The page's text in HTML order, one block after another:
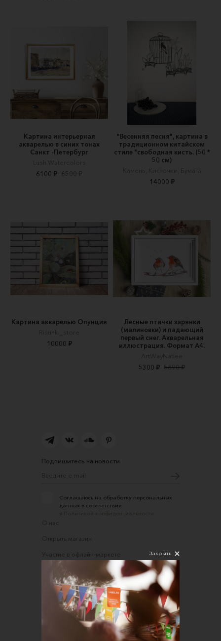
Картина интерьерная
акварелью в синих тонах
Санкт -Петербург
Lush Watercolors
6100 ₽ 6500 ₽
"Весенняя песня", картина в
традиционном китайском
стиле "свободная кисть. (50 *
50 см)
Камень, Кисточки, Бумага
14000 ₽
Картина акварелью Опунция
Risunki_store
10000 ₽
Лесные птички зарянки
(малиновки) и падающий
первый снег. Акварельная
иллюстрация. Формат А4.
ArtWayNatlee
5300 ₽ 5890 ₽
Подпишитесь на новости
Соглашаюсь на обработку персональных
данных в соответствии
с
О нас
Открыть магазин
Участие в офлайн-маркете
Требования к фотографиям
Обратная связь
Соглашение об оказании услуг
Закрыть